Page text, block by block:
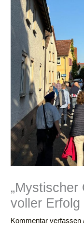
„Mystischer
voller Erfolg
Kommentar verfassen